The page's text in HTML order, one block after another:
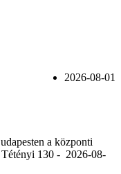
2026-08-01
a központi
130 - 2026-08-